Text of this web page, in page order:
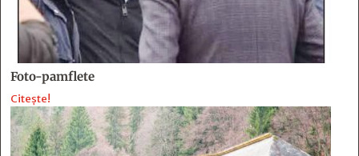
Foto-pamflete
Citește!